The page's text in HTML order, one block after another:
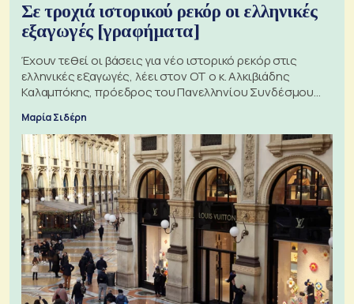
Σε τροχιά ιστορικού ρεκόρ οι ελληνικές
εξαγωγές [γραφήματα]
Έχουν τεθεί οι βάσεις για νέο ιστορικό ρεκόρ στις
ελληνικές εξαγωγές, λέει στον ΟΤ ο κ. Αλκιβιάδης
Καλαμπόκης, πρόεδρος του Πανελληνίου Συνδέσμου
Μαρία Σιδέρη